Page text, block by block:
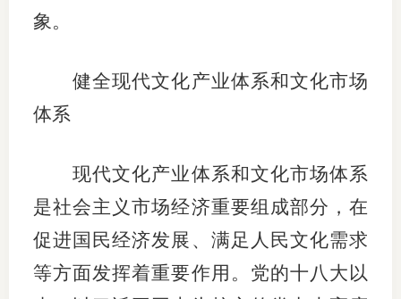
象。
健全现代文化产业体系和文化市场
体系
现代文化产业体系和文化市场体系
是社会主义市场经济重要组成部分，在
促进国民经济发展、满足人民文化需求
等方面发挥着重要作用。党的十八大以